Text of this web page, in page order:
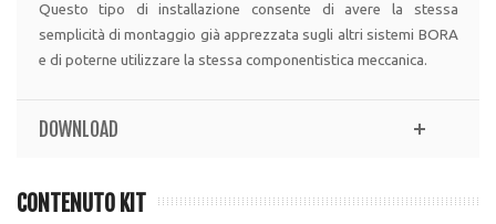
Questo tipo di installazione consente di avere la stessa
semplicità di montaggio già apprezzata sugli altri sistemi BORA
e di poterne utilizzare la stessa componentistica meccanica.
DOWNLOAD
CONTENUTO KIT